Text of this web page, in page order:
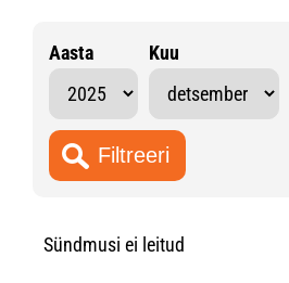
Aasta Kuu
Sündmusi ei leitud